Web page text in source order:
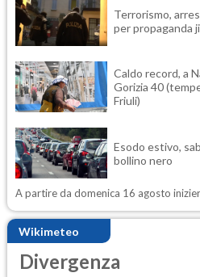
Terrorismo,
per propaganda
Caldo record, a
Gorizia 40
Friuli)
Esodo estivo,
bollino nero
A partire da domenica 16 agosto
Wikimeteo
Divergenza